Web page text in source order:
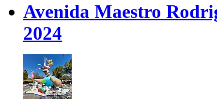
Avenida Maestro
2024